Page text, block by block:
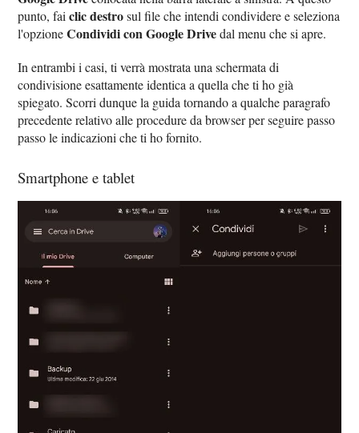
punto, faiclic destrosul file che intendi condividere e seleziona
l'opzioneCondividi con Google Drivedal menu che si apre.
In entrambi i casi, ti verrà mostrata una schermata di
condivisione esattamente identica a quella che ti ho già
spiegato. Scorri dunque la guida tornando a qualche paragrafo
precedente relativo alle procedure da browser per seguire passo
passo le indicazioni che ti ho fornito.
Smartphone e tablet